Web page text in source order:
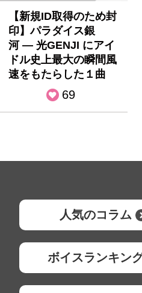
【新規ID取得のため封
印】パラダイス銀
河 — 光GENJI にアイ
ドル史上最大の瞬間風
速をもたらした１曲
69
人気のコラム
ボイスランキン